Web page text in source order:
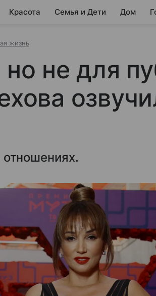
Красота Семья и Дети Дом
жизнь
не для
отношениях.